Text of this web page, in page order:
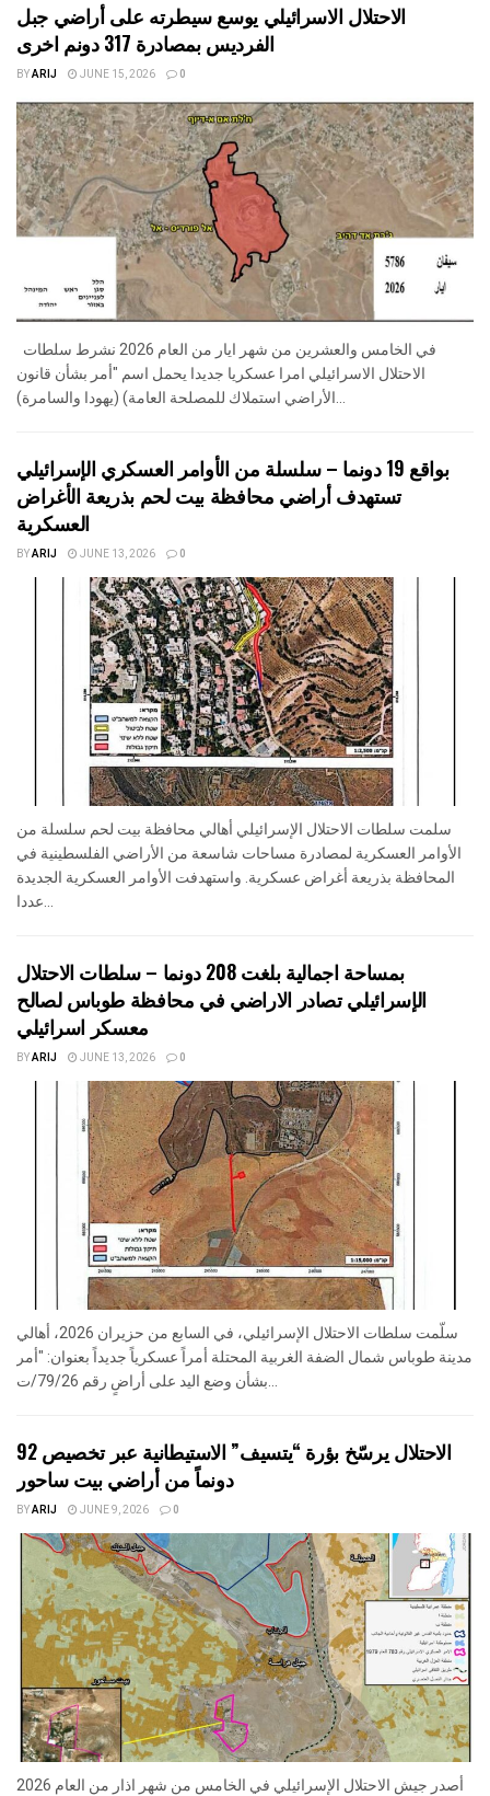
الاحتلال الاسرائيلي يوسع سيطرته على أراضي جبل
الفرديس بمصادرة 317 دونم اخرى
BYARIJ JUNE 15, 2026 0
الاحتلال الاسرائيلي امرا عسكريا جديدا يحمل اسم "أمر بشأن قانون
الأراضي استملاك للمصلحة العامة) (يهودا والسامرة)...
بواقع 19 دونما – سلسلة من الأوامر العسكري الإسرائيلي
تستهدف أراضي محافظة بيت لحم بذريعة الأغراض
العسكرية
BYARIJ JUNE 13, 2026 0
سلمت سلطات الاحتلال الإسرائيلي أهالي محافظة بيت لحم سلسلة من
الأوامر العسكرية لمصادرة مساحات شاسعة من الأراضي الفلسطينية في
المحافظة بذريعة أغراض عسكرية. واستهدفت الأوامر العسكرية الجديدة
عددا...
بمساحة اجمالية بلغت 208 دونما – سلطات الاحتلال
الإسرائيلي تصادر الاراضي في محافظة طوباس لصالح
معسكر اسرائيلي
BYARIJ JUNE 13, 2026 0
سلّمت سلطات الاحتلال الإسرائيلي، في السابع من حزيران 2026، أهالي
مدينة طوباس شمال الضفة الغربية المحتلة أمراً عسكرياً جديداً بعنوان: "أمر
بشأن وضع اليد على أراضٍ رقم 79/26/ت...
الاحتلال يرسّخ بؤرة “يتسيف” الاستيطانية عبر تخصيص 92
دونماً من أراضي بيت ساحور
BYARIJ JUNE 9, 2026 0
أصدر جيش الاحتلال الإسرائيلي في الخامس من شهر اذار من العام 2026